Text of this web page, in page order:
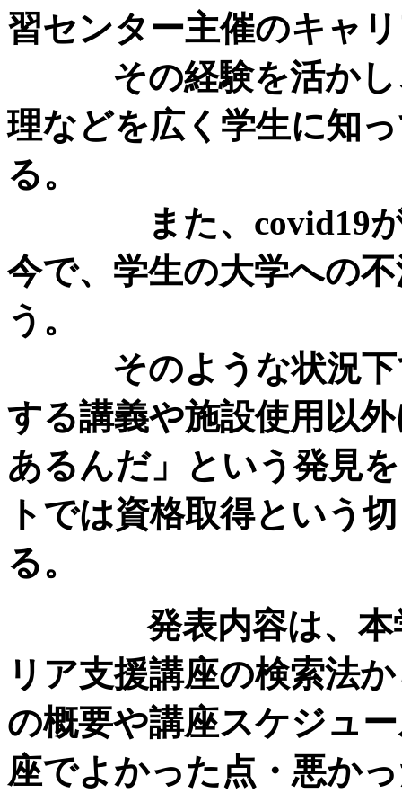
習センター主催のキャ
その経験を活かし、
理などを広く学生に知
る。
また、covid19が終
今で、学生の大学への
う。
そのような状況下で
する講義や施設使用以
あるんだ」という発見
トでは資格取得という
る。
発表内容は、本学
リア支援講座の検索法
の概要や講座スケジュ
座でよかった点・悪か